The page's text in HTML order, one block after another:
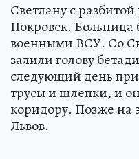
Светлану с разбитой
Покровск.
военными ВСУ. Со
залили голову
следующий день
трусы и шлепки, и
коридору. Позже на
Львов.